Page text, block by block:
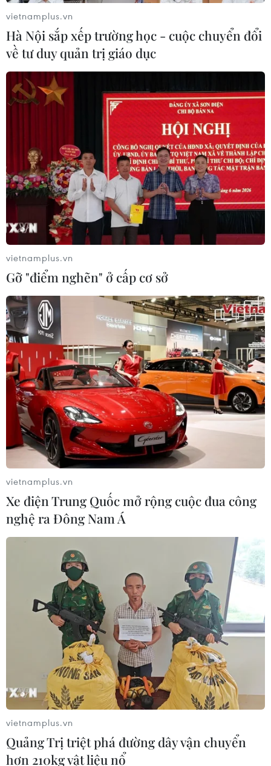
vietnamplus.vn
Hà Nội sắp xếp trường học - cuộc chuyển đổi
về tư duy quản trị giáo dục
vietnamplus.vn
Gỡ "điểm nghẽn" ở cấp cơ sở
vietnamplus.vn
Xe điện Trung Quốc mở rộng cuộc đua công
nghệ ra Đông Nam Á
vietnamplus.vn
Quảng Trị triệt phá đường dây vận chuyển
hơn 210kg vật liệu nổ